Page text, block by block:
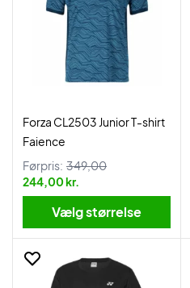
Forza CL2503 Junior T-shirt
Faience
Førpris: 349,00
244,00 kr.
Vælg størrelse